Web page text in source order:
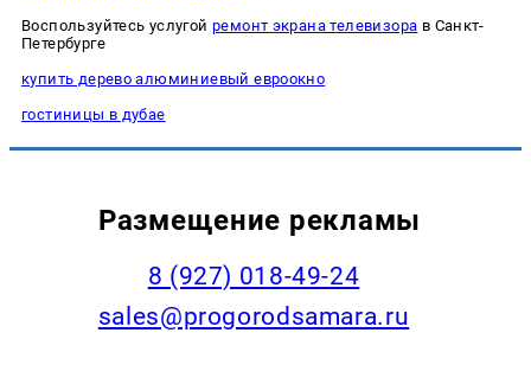
Воспользуйтесь услугой ремонт экрана телевизора в Санкт-
Петербурге
купить дерево алюминиевый евроокно
гостиницы в дубае
Размещение рекламы
8 (927) 018-49-24
sales@progorodsamara.ru